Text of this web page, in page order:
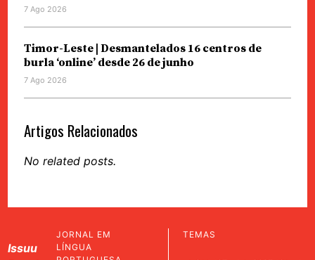
7 Ago 2026
Timor-Leste | Desmantelados 16 centros de
burla ‘online’ desde 26 de junho
7 Ago 2026
Artigos Relacionados
No related posts.
Issuu
JORNAL EM
LÍNGUA
TEMAS